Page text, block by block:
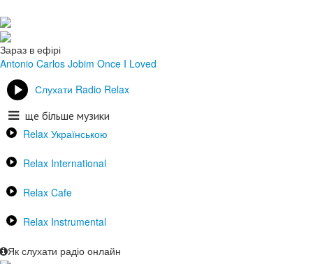
Зараз в ефірі
Antonio Carlos Jobim Once I Loved
Слухати Radio Relax
ще більше музики
Relax Українською
Relax International
Relax Cafe
Relax Instrumental
Як слухати радіо онлайн